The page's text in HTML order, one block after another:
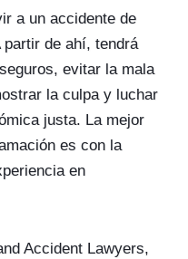
a un accidente de
de ahí, tendrá
evitar la mala
la culpa y luchar
justa. La mejor
es con la
en
Accident Lawyers,